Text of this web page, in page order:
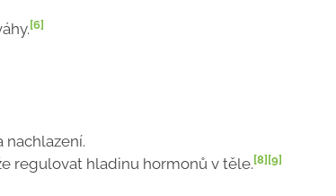
[6]
nachlazení.
regulovat hladinu hormonů v těle.[8][9]